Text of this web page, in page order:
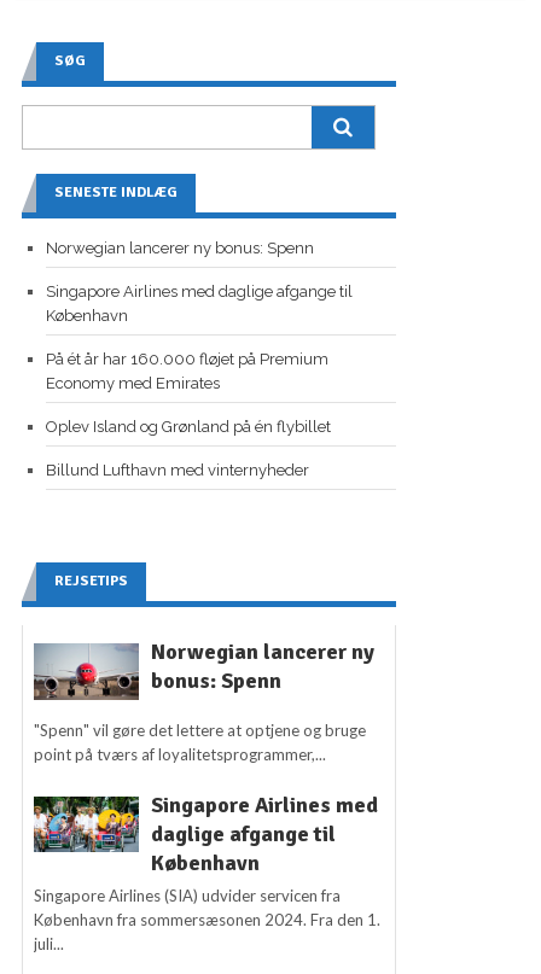
SØG
SENESTE INDLÆG
Norwegian lancerer ny bonus: Spenn
Singapore Airlines med daglige afgange til
København
På ét år har 160.000 fløjet på Premium
Economy med Emirates
Oplev Island og Grønland på én flybillet
Billund Lufthavn med vinternyheder
REJSETIPS
Norwegian lancerer ny
bonus: Spenn
"Spenn" vil gøre det lettere at optjene og bruge
point på tværs af loyalitetsprogrammer,...
Singapore Airlines med
daglige afgange til
København
Singapore Airlines (SIA) udvider servicen fra
København fra sommersæsonen 2024. Fra den 1.
juli...